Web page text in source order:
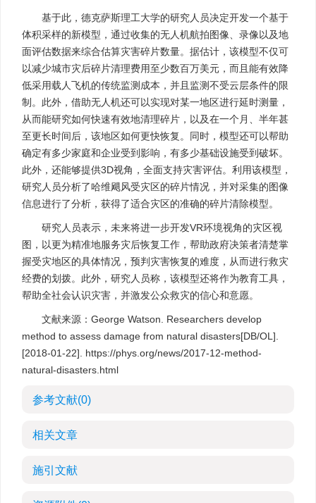
基于此，德克萨斯理工大学的研究人员决定开发一个基于
体积采样的新模型，通过收集的无人机航拍图像、录像以及地
面评估数据来综合估算灾害碎片数量。据估计，该模型不仅可
以减少城市灾后碎片清理费用至少数百万美元，而且能有效降
低采用载人飞机的传统监测成本，并且监测不受云层条件的限
制。此外，借助无人机还可以实现对某一地区进行延时测量，
从而能研究如何快速有效地清理碎片，以及在一个月、半年甚
至更长时间后，该地区如何更快恢复。同时，模型还可以帮助
确定有多少家庭和企业受到影响，有多少基础设施受到破坏。
此外，还能够提供3D视角，全面支持灾害评估。利用该模型，
研究人员分析了哈维飓风受灾区的碎片情况，并对采集的图像
信息进行了分析，获得了适合灾区的准确的碎片清除模型。
研究人员表示，未来将进一步开发VR环境视角的灾区视
图，以更为精准地服务灾后恢复工作，帮助政府决策者清楚掌
握受灾地区的具体情况，预判灾害恢复的难度，从而进行救灾
经费的划拨。此外，研究人员称，该模型还将作为教育工具，
帮助全社会认识灾害，并激发公众救灾的信心和意愿。
文献来源：George Watson. Researchers develop
method to assess damage from natural disasters[DB/OL].
[2018-01-22]. https://phys.org/news/2017-12-method-
natural-disasters.html
参考文献(0)
相关文章
施引文献